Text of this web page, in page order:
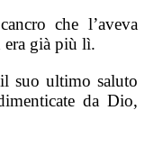
che l’aveva
era già più lì.
suo ultimo saluto
da Dio,